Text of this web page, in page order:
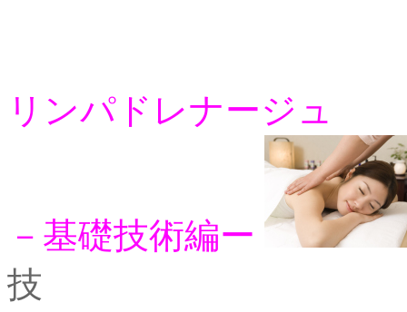
リンパドレナージュ
－基礎技術編ー
技